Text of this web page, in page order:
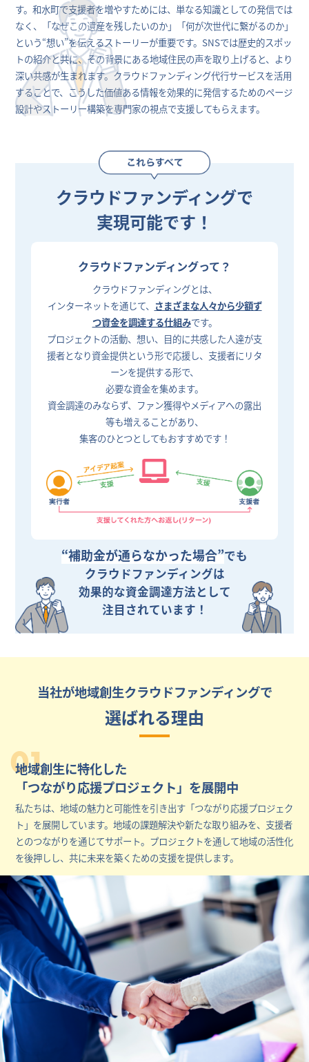
す。和水町で支援者を増やすためには、単なる知識としての発信では
なく、「なぜこの遺産を残したいのか」「何が次世代に繋がるのか」
という“想い”を伝えるストーリーが重要です。SNSでは歴史的スポッ
トの紹介と共に、その背景にある地域住民の声を取り上げると、より
深い共感が生まれます。クラウドファンディング代行サービスを活用
することで、こうした価値ある情報を効果的に発信するためのページ
設計やストーリー構築を専門家の視点で支援してもらえます。
クラウドファンディングで
実現可能です！
クラウドファンディングって？
クラウドファンディングとは、
インターネットを通じて、 さまざまな人々から少額ず
つ資金を調達する仕組みです。
プロジェクトの活動、想い、目的に共感した人達が支
援者となり資金提供という形で応援し、支援者にリタ
ーンを提供する形で、
必要な資金を集めます。
資金調達のみならず、ファン獲得やメディアへの露出
等も増えることがあり、
集客のひとつとしてもおすすめです！
“補助金が通らなかった場合”でも
クラウドファンディングは
効果的な資金調達方法として
注目されています！
当社が地域創生クラウドファンディングで
選ばれる理由
01
地域創生に特化した
「つながり応援プロジェクト」を展開中
私たちは、地域の魅力と可能性を引き出す「つながり応援プロジェク
ト」を展開しています。地域の課題解決や新たな取り組みを、支援者
とのつながりを通じてサポート。プロジェクトを通して地域の活性化
を後押しし、共に未来を築くための支援を提供します。